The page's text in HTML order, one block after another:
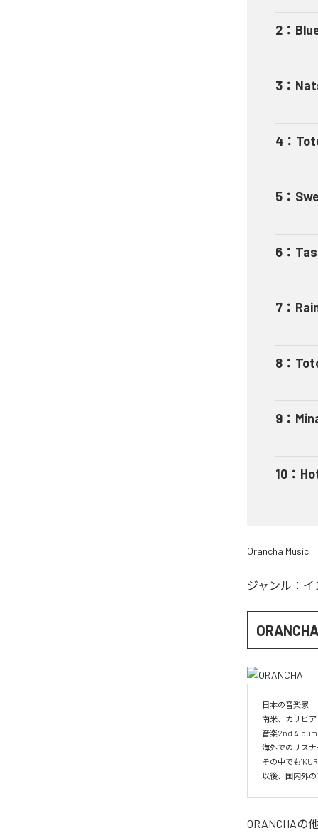
2 ：
3 ：
4 ：
5 ：
6 ：
7 ：
8 ：
9 ：
10 ：
Orancha Music
ジャンル： イ
ORANCHA
日本の音楽家
南米、カリビ
音楽2nd
海外でのリス
その中でも
以後、国内外の
ORANCHAの